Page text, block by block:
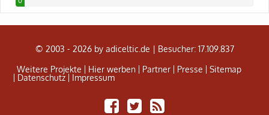
© 2003 - 2026 by adiceltic.de | Besucher: 17.109.837
Weitere Projekte
Hier werben Partner Presse
Sitemap
Datenschutz
Impressum
Share
on
TweetAdiceltic
RSS